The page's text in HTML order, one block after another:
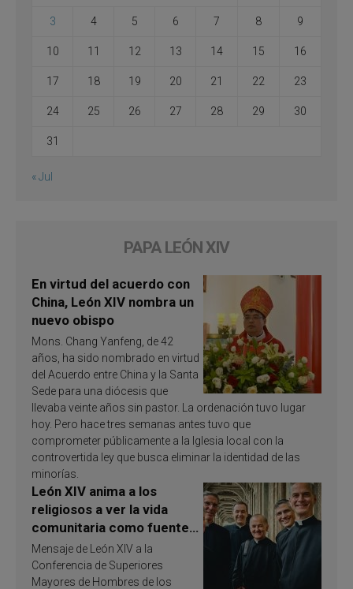
3 4 5 6 7 8 9
10 11 12 13 14 15 16
17 18 19 20 21 22 23
24 25 26 27 28 29 30
31
« Jul
PAPA LEÓN XIV
En virtud del acuerdo con
China, León XIV nombra un
nuevo obispo
Mons. Chang Yanfeng, de 42
años, ha sido nombrado en virtud
del Acuerdo entre China y la Santa
Sede para una diócesis que
llevaba veinte años sin pastor. La ordenación tuvo lugar
hoy. Pero hace tres semanas antes tuvo que
comprometer públicamente a la Iglesia local con la
controvertida ley que busca eliminar la identidad de las
minorías.
León XIV anima a los
religiosos a ver la vida
comunitaria como fuente
de inspiración y
santificación
Mensaje de León XIV a la
Conferencia de Superiores
Mayores de Hombres de los